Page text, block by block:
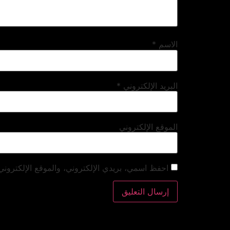
الاسم *
البريد الإلكتروني *
الموقع الإلكتروني
احفظ اسمي، بريدي الإلكتروني، والموقع